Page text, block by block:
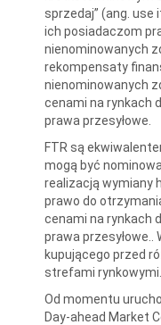
sprzedaj” (ang. use
ich posiadaczom
nienominowanych
rekompensaty
nienominowanych
cenami na rynkach
prawa przesyłowe.
FTR są
mogą być
realizacją wymiany
prawo do
cenami na rynkach
prawa przesyłowe..
kupującego przed
strefami rynkowymi.
Od momentu
Day-ahead Market